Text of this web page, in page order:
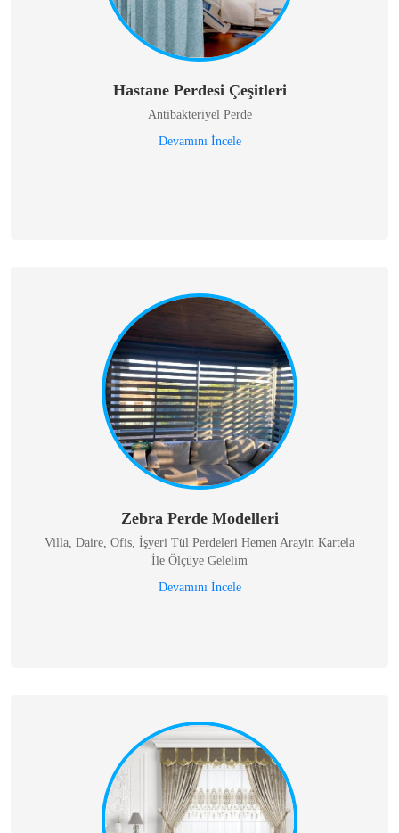
Hastane Perdesi Çeşitleri
Antibakteriyel Perde
Devamını İncele
Zebra Perde Modelleri
Villa, Daire, Ofis, İşyeri Tül Perdeleri Hemen Arayin Kartela
İle Ölçüye Gelelim
Devamını İncele